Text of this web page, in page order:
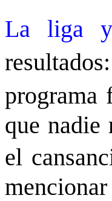
La liga
programa
que nadie
el